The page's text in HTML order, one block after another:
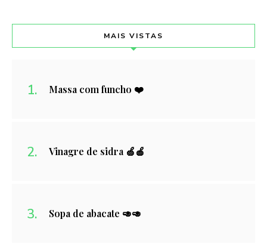
MAIS VISTAS
Massa com funcho ❤️
Vinagre de sidra 🍏🍎
Sopa de abacate 🥑🥑